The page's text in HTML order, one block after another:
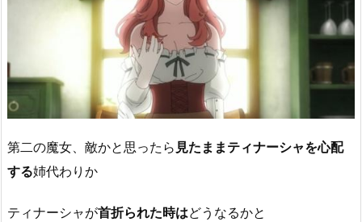
第二の魔女、敵かと思ったら 見たままティナーシャを心配
する姉代わりか
ティナーシャが首折られた時はどうなるかと